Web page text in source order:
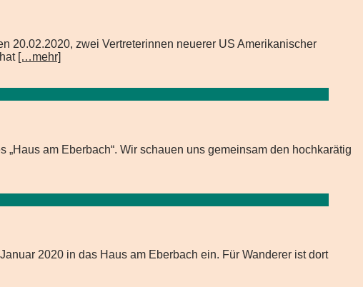
20.02.2020, zwei Vertreterinnen neuerer US Amerikanischer
[…mehr]
am Eberbach“. Wir schauen uns gemeinsam den hochkarätig
2020 in das Haus am Eberbach ein. Für Wanderer ist dort